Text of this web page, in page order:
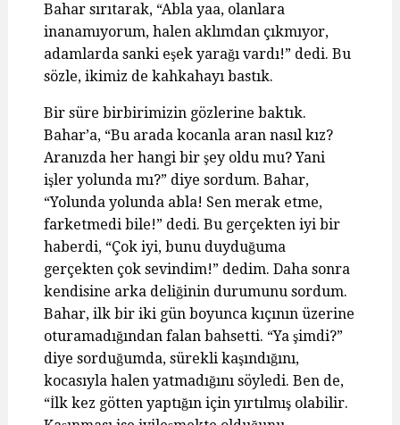
Bahar sırıtarak, “Abla yaa, olanlara
inanamıyorum, halen aklımdan çıkmıyor,
adamlarda sanki eşek yarağı vardı!” dedi. Bu
sözle, ikimiz de kahkahayı bastık.
Bir süre birbirimizin gözlerine baktık.
Bahar’a, “Bu arada kocanla aran nasıl kız?
Aranızda her hangi bir şey oldu mu? Yani
işler yolunda mı?” diye sordum. Bahar,
“Yolunda yolunda abla! Sen merak etme,
farketmedi bile!” dedi. Bu gerçekten iyi bir
haberdi, “Çok iyi, bunu duyduğuma
gerçekten çok sevindim!” dedim. Daha sonra
kendisine arka deliğinin durumunu sordum.
Bahar, ilk bir iki gün boyunca kıçının üzerine
oturamadığından falan bahsetti. “Ya şimdi?”
diye sorduğumda, sürekli kaşındığını,
kocasıyla halen yatmadığını söyledi. Ben de,
“İlk kez götten yaptığın için yırtılmış olabilir.